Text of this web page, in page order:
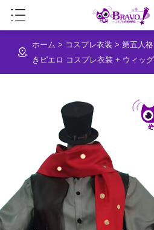
ホーム > コスプレ衣装 > 第五人
きピエロ コスプレ衣装 + ウィッ